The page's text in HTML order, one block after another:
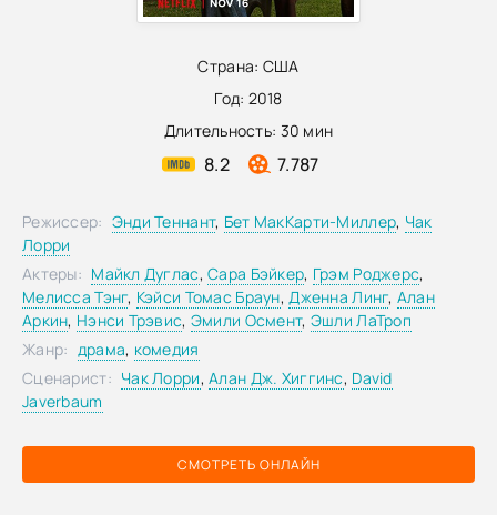
Страна: США
Год: 2018
Длительность: 30 мин
8.2 7.787
СМОТРЕТЬ ОНЛАЙН
Режиссер: Энди Теннант, Бет МакКарти-Миллер, Чак
Лорри
Актеры: Майкл Дуглас,Сара Бэйкер, Грэм Роджерс,
Мелисса Тэнг, Кэйси Томас Браун,Дженна Линг, Алан
Аркин, Нэнси Трэвис, Эмили Осмент, Эшли ЛаТроп
Жанр: драма, комедия
Сценарист: Чак Лорри,Алан Дж. Хиггинс, David
Javerbaum